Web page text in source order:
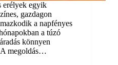
erélyek egyik
gazdagon
a napfényes
a túzó
könnyen
A megoldás…